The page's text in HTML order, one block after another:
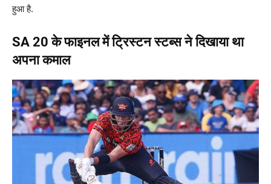
हुआ है.
SA 20 के फाइनल में ट्रिस्टन स्टब्स ने दिखाया था
अपना कमाल